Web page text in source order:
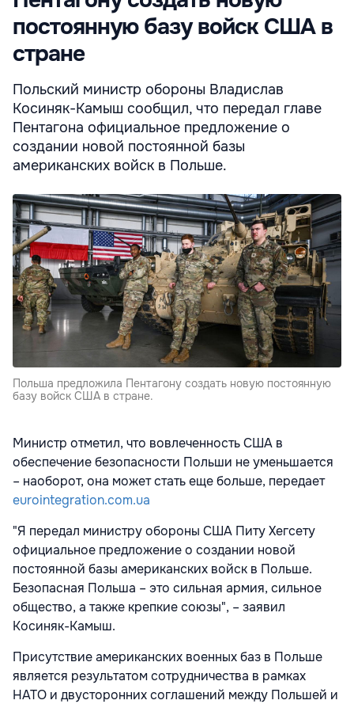
постоянную базу войск США в
стране
Польский министр обороны Владислав
Косиняк-Камыш сообщил, что передал главе
Пентагона официальное предложение о
создании новой постоянной базы
американских войск в Польше.
Польша предложила Пентагону создать новую постоянную
базу войск США в стране.
Министр отметил, что вовлеченность США в
обеспечение безопасности Польши не уменьшается
– наоборот, она может стать еще больше, передает
eurointegration.com.ua
"Я передал министру обороны США Питу Хегсету
официальное предложение о создании новой
постоянной базы американских войск в Польше.
Безопасная Польша – это сильная армия, сильное
общество, а также крепкие союзы", – заявил
Косиняк-Камыш.
Присутствие американских военных баз в Польше
является результатом сотрудничества в рамках
НАТО и двусторонних соглашений между Польшей и